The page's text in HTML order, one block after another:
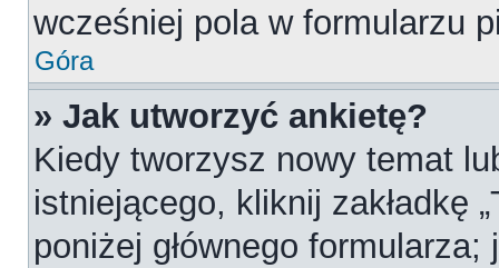
wcześniej pola w formularzu
Góra
» Jak utworzyć ankietę?
Kiedy tworzysz nowy temat
istniejącego, kliknij zakładkę
poniżej głównego